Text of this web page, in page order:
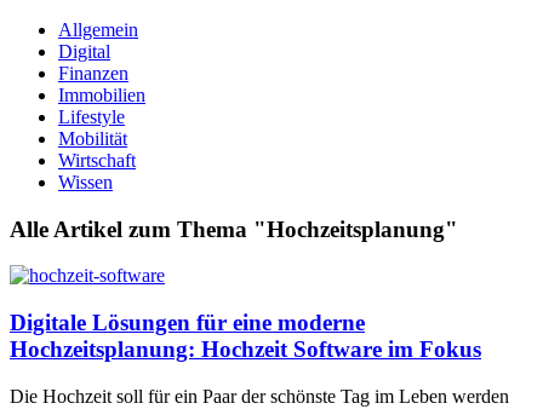
Allgemein
Digital
Finanzen
Immobilien
Lifestyle
Mobilität
Wirtschaft
Wissen
Alle Artikel zum Thema "Hochzeitsplanung"
Digitale Lösungen für eine moderne
Hochzeitsplanung: Hochzeit Software im Fokus
Die Hochzeit soll für ein Paar der schönste Tag im Leben werden